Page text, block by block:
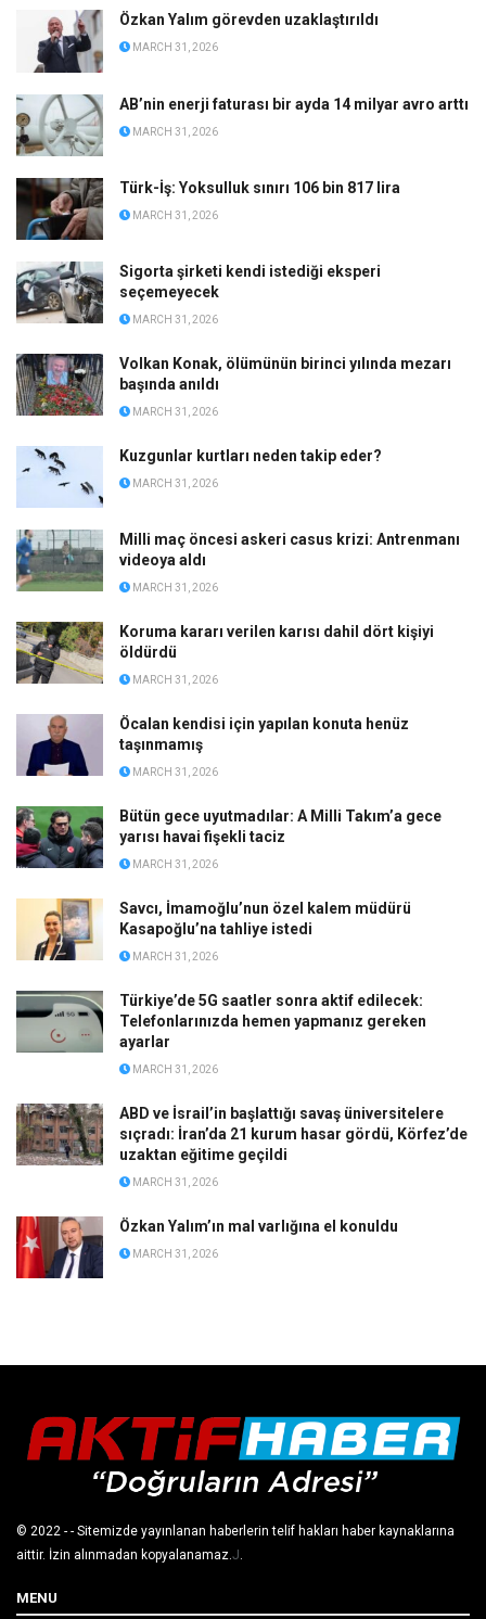
Özkan Yalım görevden uzaklaştırıldı
MARCH 31, 2026
AB’nin enerji faturası bir ayda 14 milyar avro arttı
MARCH 31, 2026
Türk-İş: Yoksulluk sınırı 106 bin 817 lira
MARCH 31, 2026
Sigorta şirketi kendi istediği eksperi
seçemeyecek
MARCH 31, 2026
Volkan Konak, ölümünün birinci yılında mezarı
başında anıldı
MARCH 31, 2026
Kuzgunlar kurtları neden takip eder?
MARCH 31, 2026
Milli maç öncesi askeri casus krizi: Antrenmanı
videoya aldı
MARCH 31, 2026
Koruma kararı verilen karısı dahil dört kişiyi
öldürdü
MARCH 31, 2026
Öcalan kendisi için yapılan konuta henüz
taşınmamış
MARCH 31, 2026
Bütün gece uyutmadılar: A Milli Takım’a gece
yarısı havai fişekli taciz
MARCH 31, 2026
Savcı, İmamoğlu’nun özel kalem müdürü
Kasapoğlu’na tahliye istedi
MARCH 31, 2026
Türkiye’de 5G saatler sonra aktif edilecek:
Telefonlarınızda hemen yapmanız gereken
ayarlar
MARCH 31, 2026
ABD ve İsrail’in başlattığı savaş üniversitelere
sıçradı: İran’da 21 kurum hasar gördü, Körfez’de
uzaktan eğitime geçildi
MARCH 31, 2026
Özkan Yalım’ın mal varlığına el konuldu
MARCH 31, 2026
© 2022 - - Sitemizde yayınlanan haberlerin telif hakları haber kaynaklarına
aittir. İzin alınmadan kopyalanamaz. J
MENU